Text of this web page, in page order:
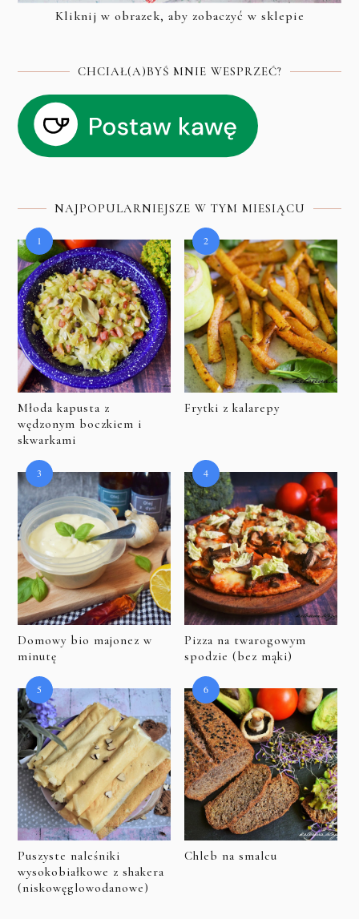
Kliknij w obrazek, aby zobaczyć w sklepie
CHCIAŁ(A)BYŚ MNIE WESPRZEĆ?
NAJPOPULARNIEJSZE W TYM MIESIĄCU
Młoda kapusta z
wędzonym boczkiem i
skwarkami
Frytki z kalarepy
Domowy bio majonez w
minutę
Pizza na twarogowym
spodzie (bez mąki)
Puszyste naleśniki
wysokobiałkowe z shakera
(niskowęglowodanowe)
Chleb na smalcu